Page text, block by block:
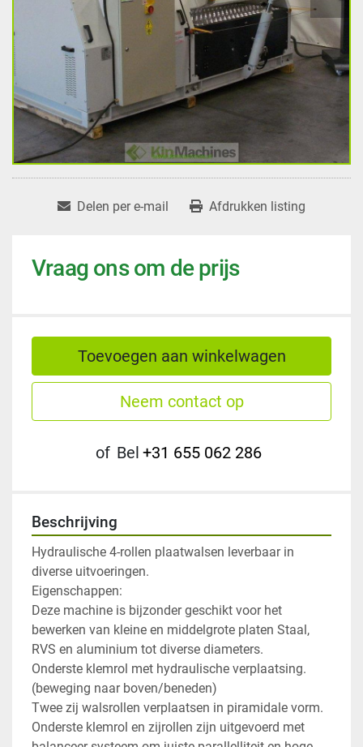
Delen per e-mail Afdrukken listing
Vraag ons om de prijs
Toevoegen aan winkelwagen
Neem contact op
of Bel +31 655 062 286
Beschrijving
Hydraulische 4-rollen plaatwalsen leverbaar in
diverse uitvoeringen.
Eigenschappen:
Deze machine is bijzonder geschikt voor het
bewerken van kleine en middelgrote platen Staal,
RVS en aluminium tot diverse diameters.
Onderste klemrol met hydraulische verplaatsing.
(beweging naar boven/beneden)
Twee zij walsrollen verplaatsen in piramidale vorm.
Onderste klemrol en zijrollen zijn uitgevoerd met